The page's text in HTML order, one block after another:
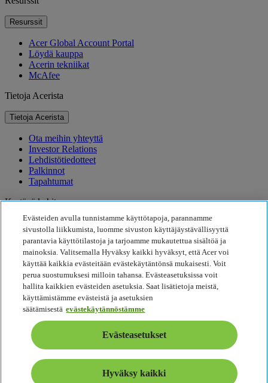
Resurssit
Acer Global Account Portal
Löydä kauppa
Acerin tekniikat
McAfee
Tietoja Acerista
Tietoja Acerista
Ota meihin yhteyttä
Investor Relations
Lehdistötiedotteet
Palkinnot
Tapahtumat
Kestävä kehitys
Kestävä kehitys
Yhteiskuntavastuu
Tuotteen hiilijalanjälki
Project Humanity
Earthion
Tietosuojakäytäntö
Evästekäytäntö
Oikeudellinen huomautus
Oikeudelliset lisätiedot
Saavutettavuuskäytäntö
Evästeasetukset
Suomi - Suomalainen
Evästeiden avulla tunnistamme käyttötapoja, parannamme
sivustolla liikkumista, luomme sivuston käyttäjäystävällisyyttä
parantavia käyttötilastoja ja tarjoamme mukautettua sisältöä ja
mainoksia. Valitsemalla Hyväksy kaikki hyväksyt, että Acer voi
käyttää kaikkia evästeitään evästekäytäntönsä mukaisesti. Voit
perua suostumuksesi milloin tahansa. Evästeasetuksissa voit
hallita kaikkien evästeiden asetuksia. Saat lisätietoja meistä,
käyttämistämme evästeistä ja asetuksien
säätämisestä evästekäytännöstämme
Evästeasetukset
Hyväksy kaikki